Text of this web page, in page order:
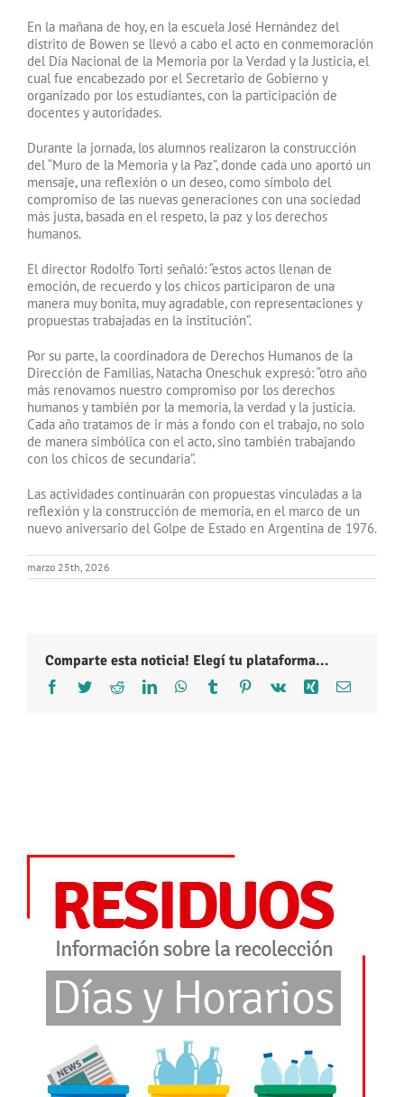
En la mañana de hoy, en la escuela José Hernández del
distrito de Bowen se llevó a cabo el acto en conmemoración
del Día Nacional de la Memoria por la Verdad y la Justicia, el
cual fue encabezado por el Secretario de Gobierno y
organizado por los estudiantes, con la participación de
docentes y autoridades.
Durante la jornada, los alumnos realizaron la construcción
del “Muro de la Memoria y la Paz”, donde cada uno aportó un
mensaje, una reflexión o un deseo, como símbolo del
compromiso de las nuevas generaciones con una sociedad
más justa, basada en el respeto, la paz y los derechos
humanos.
El director Rodolfo Torti señaló: “estos actos llenan de
emoción, de recuerdo y los chicos participaron de una
manera muy bonita, muy agradable, con representaciones y
propuestas trabajadas en la institución”.
Por su parte, la coordinadora de Derechos Humanos de la
Dirección de Familias, Natacha Oneschuk expresó: “otro año
más renovamos nuestro compromiso por los derechos
humanos y también por la memoria, la verdad y la justicia.
Cada año tratamos de ir más a fondo con el trabajo, no solo
de manera simbólica con el acto, sino también trabajando
con los chicos de secundaria”.
Las actividades continuarán con propuestas vinculadas a la
reflexión y la construcción de memoria, en el marco de un
nuevo aniversario del Golpe de Estado en Argentina de 1976.
marzo 25th, 2026
Comparte esta noticia! Elegí tu plataforma...
Facebook
TwitterRedditLinkedInWhatsApp
Tumblr Pinterest
Vk Xing Correo